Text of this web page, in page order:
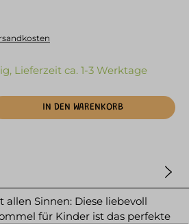
Lieferzeit ca. 1-3 Werktage
IN DEN WARENKORB
Sinnen: Diese liebevoll
für Kinder ist das perfekte